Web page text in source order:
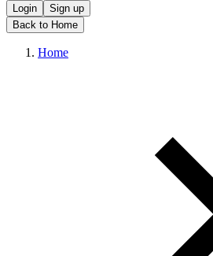
Login
Sign up
Back to Home
Home